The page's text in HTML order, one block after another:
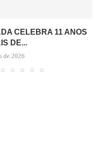
CELEBRA 11 ANOS
DE...
de 2026